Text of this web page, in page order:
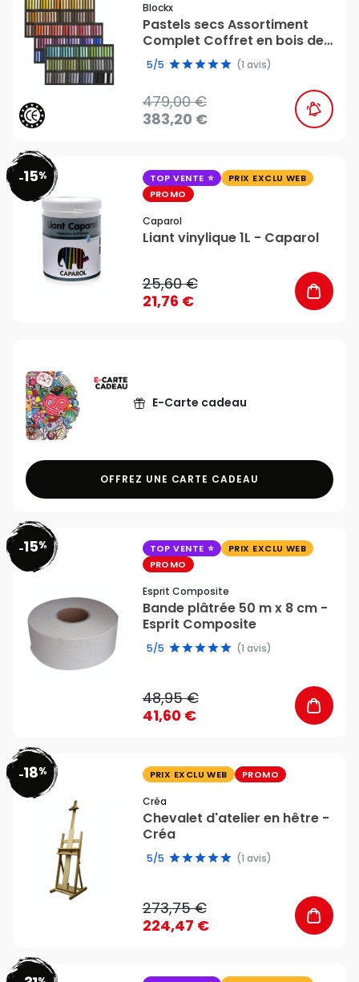
Blockx
Pastels secs Assortiment
Complet Coffret en bois de
204 pièces - BLOCKX
5/5 (1 avis)
479,00 €
383,20 €
-15% TOP VENTE
PRIX EXCLU WEB
PROMO
Caparol
Liant vinylique 1L - Caparol
25,60 €
21,76 €
E-Carte cadeau
OFFREZ UNE CARTE CADEAU
-15% TOP VENTE
PRIX EXCLU WEB
PROMO
Esprit Composite
Bande plâtrée 50 m x 8 cm -
Esprit Composite
5/5 (1 avis)
48,95 €
41,60 €
-18% PRIX EXCLU WEB PROMO
Créa
Chevalet d'atelier en hêtre -
Créa
5/5 (1 avis)
273,75 €
224,47 €